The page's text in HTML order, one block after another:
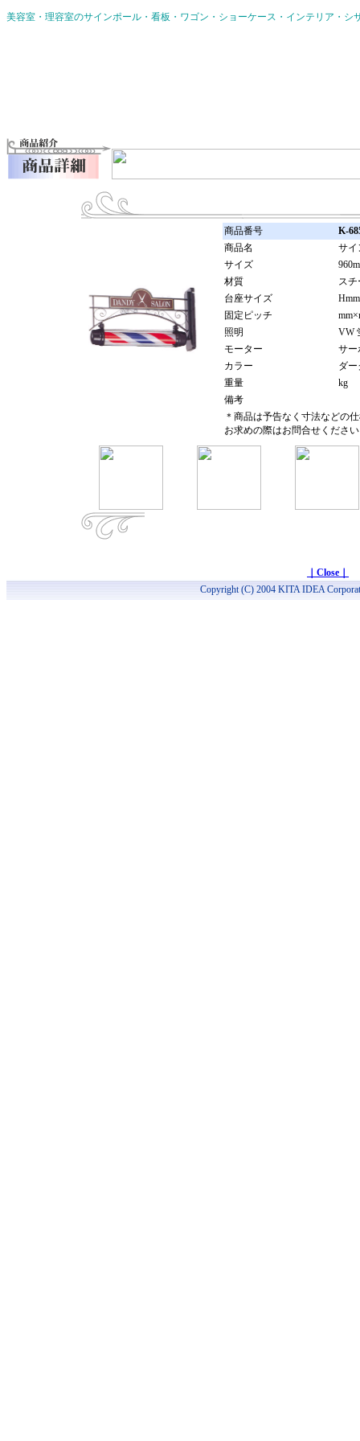
美容室・理容室のサインポール・看板・ワゴン・ショーケース・インテリア・
商品番号
K-
商品名
サイ
サイズ
材質
ス
台座サイズ
固定ピッチ
照明
VW
モーター
サー
カラー
ダー
重量
kg
備考
＊商品は予告なく寸法などの
お求めの際はお問合せくださ
｜Close｜
Copyright (C) 2004 KITA IDEA